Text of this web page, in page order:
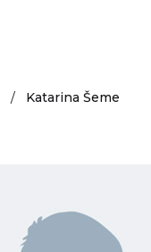
/ Katarina Šeme